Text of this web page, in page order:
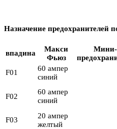
Назначение предохранителей
впадина
Макси
Фьюз
Мини-
F01
60 ампер
синий
F02
60 ампер
синий
F03
20 ампер
желтый